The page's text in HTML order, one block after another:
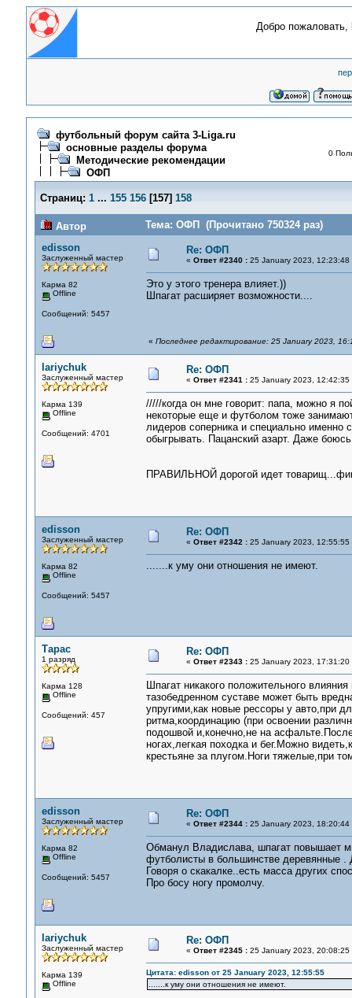
Добро пожаловать,
футбольный форум сайта 3-Liga.ru
основные разделы форума
Методические рекомендации
ОФП
0
Страниц: 1 ... 155 156[157] 158
Автор
Тема: ОФП (Прочитано 750324 раз)
edisson
Заслуженный мастер
Карма 82
Offline
Сообщений: 5457
Re: ОФП
« Ответ #2340 :25 January 2023, 12:23:48
Это у этого тренера влияет.))
Шпагат расширяет возможности....
« Последнее редактирование: 25 January 2023,
lariychuk
Заслуженный мастер
Карма 139
Offline
Сообщений: 4701
Re: ОФП
« Ответ #2341 :25 January 2023, 12:42:35
/////когда он мне говорит: папа, можно я
некоторые еще и футболом тоже
лидеров соперника и специально
обыгрывать. Пацанский азарт. Даже
ПРАВИЛЬНОЙ дорогой идет
edisson
Заслуженный мастер
Карма 82
Offline
Сообщений: 5457
Re: ОФП
« Ответ #2342 :25 January 2023, 12:55:55
.......к уму они отношения не имеют.
Тарас
1 разряд
Карма 128
Offline
Сообщений: 457
Re: ОФП
« Ответ #2343 :25 January 2023, 17:31:20
Шпагат никакого положительного
тазобедренном суставе может быть
упругими,как новые рессоры у авто,при
ритма,координацию (при освоении
подошвой и,конечно,не на
ногах,легкая походка и бег.Можно
крестьяне за плугом.Ноги тяжелые,при
edisson
Заслуженный мастер
Карма 82
Offline
Сообщений: 5457
Re: ОФП
« Ответ #2344 :25 January 2023, 18:20:44
Обманул Владислава, шпагат повышает
футболисты в большинстве деревянные .
Говоря о скакалке..есть масса других
Про босу ногу промолчу.
lariychuk
Заслуженный мастер
Карма 139
Offline
Re: ОФП
« Ответ #2345 :25 January 2023, 20:08:25
Цитата: edisson от 25 January 2023, 12:55:55
.......к уму они отношения не имеют.